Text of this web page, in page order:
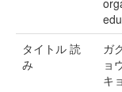
タイトル 読
み
ガ
ョ
キ